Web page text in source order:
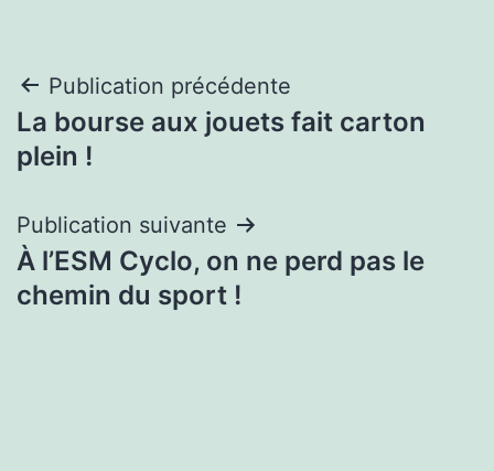
Navigation
de
Publication précédente
La bourse aux jouets fait carton
plein !
Publication suivante
À l’ESM Cyclo, on ne perd pas le
chemin du sport !